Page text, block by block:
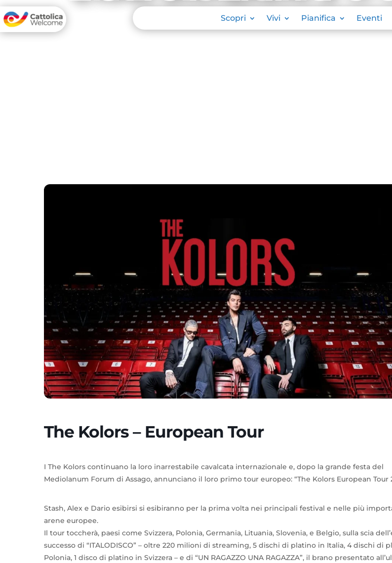
Scopri Vivi Pianifica Eventi
The Kolors – European Tour
I The Kolors continuano la loro inarrestabile cavalcata internazionale e, dopo la grande festa del
Mediolanum Forum di Assago, annunciano il loro primo tour europeo: “The Kolors European Tour
Stash, Alex e Dario esibirsi si esibiranno per la prima volta nei principali festival e nelle più
arene europee.
Il tour toccherà, paesi come Svizzera, Polonia, Germania, Lituania, Slovenia, e Belgio, sulla scia
successo di “ITALODISCO” – oltre 220 milioni di streaming, 5 dischi di platino in Italia, 4 dischi di
Polonia, 1 disco di platino in Svizzera – e di “UN RAGAZZO UNA RAGAZZA”, il brano presentato